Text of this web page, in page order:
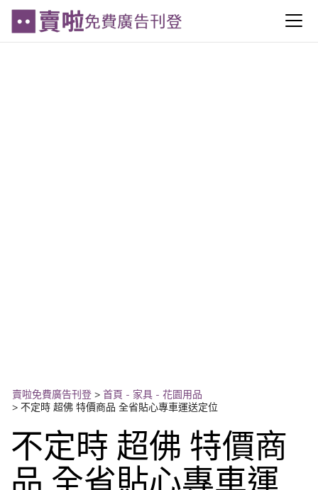
賣啦免費廣告刊登 > 首頁 - 家具 - 花園用品
> 不定時 超佛 特價商品 全省貼心專車運送定位
不定時 超佛 特價商
品 全省貼心專車運